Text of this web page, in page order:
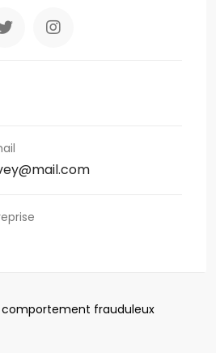
comportement frauduleux